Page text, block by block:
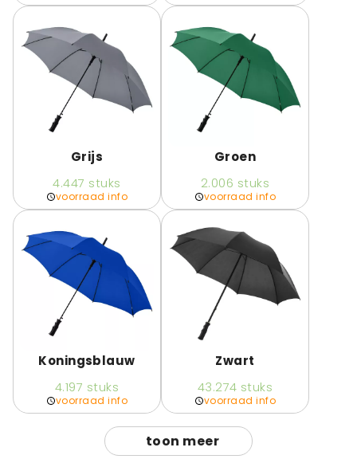
Grijs
4.447 stuks
voorraad info
Groen
2.006 stuks
voorraad info
Koningsblauw
4.197 stuks
voorraad info
Zwart
43.274 stuks
voorraad info
toon meer